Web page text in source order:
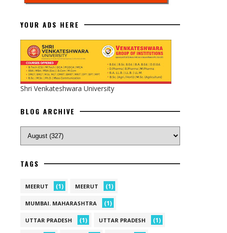
YOUR ADS HERE
Shri Venkateshwara University
BLOG ARCHIVE
TAGS
MEERUT (1) MEERUT (1)
MUMBAI. MAHARASHTRA (1)
UTTAR PRADESH (1) UTTAR PRADESH (1)